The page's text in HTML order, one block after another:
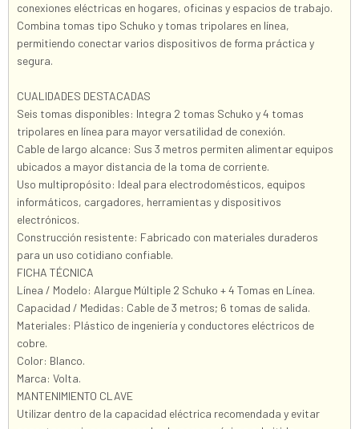
conexiones eléctricas en hogares, oficinas y espacios de trabajo.
Combina tomas tipo Schuko y tomas tripolares en línea,
permitiendo conectar varios dispositivos de forma práctica y
segura.
CUALIDADES DESTACADAS
Seis tomas disponibles: Integra 2 tomas Schuko y 4 tomas
tripolares en línea para mayor versatilidad de conexión.
Cable de largo alcance: Sus 3 metros permiten alimentar equipos
ubicados a mayor distancia de la toma de corriente.
Uso multipropósito: Ideal para electrodomésticos, equipos
informáticos, cargadores, herramientas y dispositivos
electrónicos.
Construcción resistente: Fabricado con materiales duraderos
para un uso cotidiano confiable.
FICHA TÉCNICA
Línea / Modelo: Alargue Múltiple 2 Schuko + 4 Tomas en Línea.
Capacidad / Medidas: Cable de 3 metros; 6 tomas de salida.
Materiales: Plástico de ingeniería y conductores eléctricos de
cobre.
Color: Blanco.
Marca: Volta.
MANTENIMIENTO CLAVE
Utilizar dentro de la capacidad eléctrica recomendada y evitar